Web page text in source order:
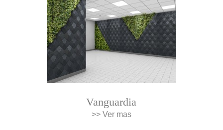
Vanguardia
>> Ver mas